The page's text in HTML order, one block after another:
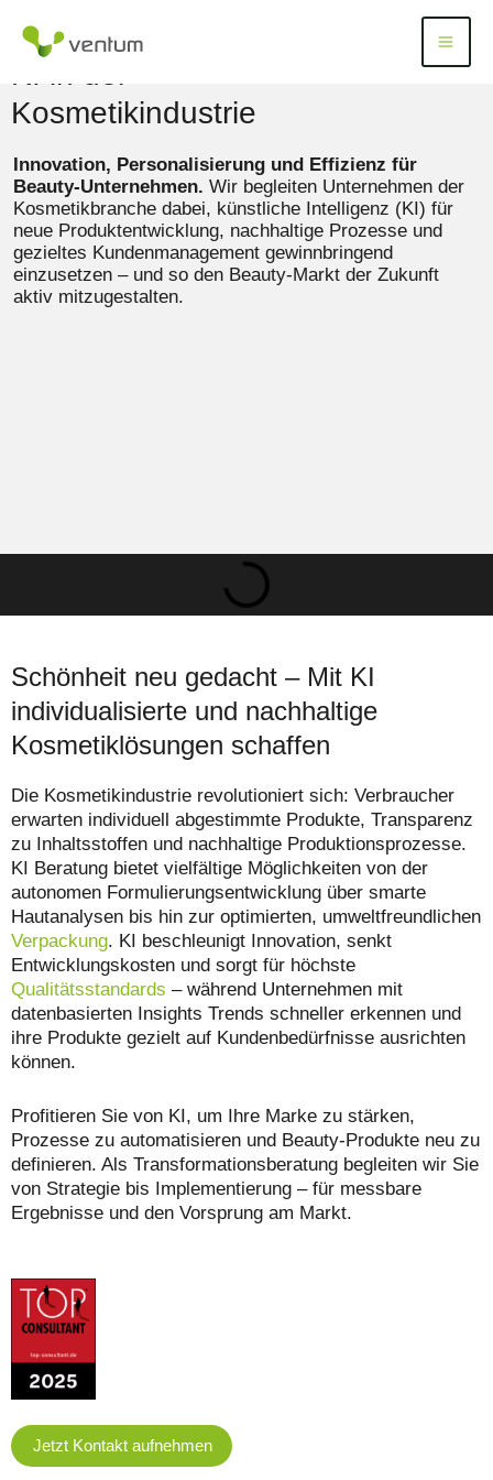
Inhalt
springen
Kosmetikindustrie
Innovation, Personalisierung und Effizienz für
Beauty-Unternehmen. Wir begleiten Unternehmen der
Kosmetikbranche dabei, künstliche Intelligenz (KI) für
neue Produktentwicklung, nachhaltige Prozesse und
gezieltes Kundenmanagement gewinnbringend
einzusetzen – und so den Beauty-Markt der Zukunft
aktiv mitzugestalten.
Schönheit neu gedacht – Mit KI
individualisierte und nachhaltige
Kosmetiklösungen schaffen
Die Kosmetikindustrie revolutioniert sich: Verbraucher
erwarten individuell abgestimmte Produkte, Transparenz
zu Inhaltsstoffen und nachhaltige Produktionsprozesse.
KI Beratung bietet vielfältige Möglichkeiten von der
autonomen Formulierungsentwicklung über smarte
Hautanalysen bis hin zur optimierten, umweltfreundlichen
Verpackung. KI beschleunigt Innovation, senkt
Entwicklungskosten und sorgt für höchste
Qualitätsstandards – während Unternehmen mit
datenbasierten Insights Trends schneller erkennen und
ihre Produkte gezielt auf Kundenbedürfnisse ausrichten
können.
Profitieren Sie von KI, um Ihre Marke zu stärken,
Prozesse zu automatisieren und Beauty-Produkte neu zu
definieren. Als Transformationsberatung begleiten wir Sie
von Strategie bis Implementierung – für messbare
Ergebnisse und den Vorsprung am Markt.
Jetzt Kontakt aufnehmen